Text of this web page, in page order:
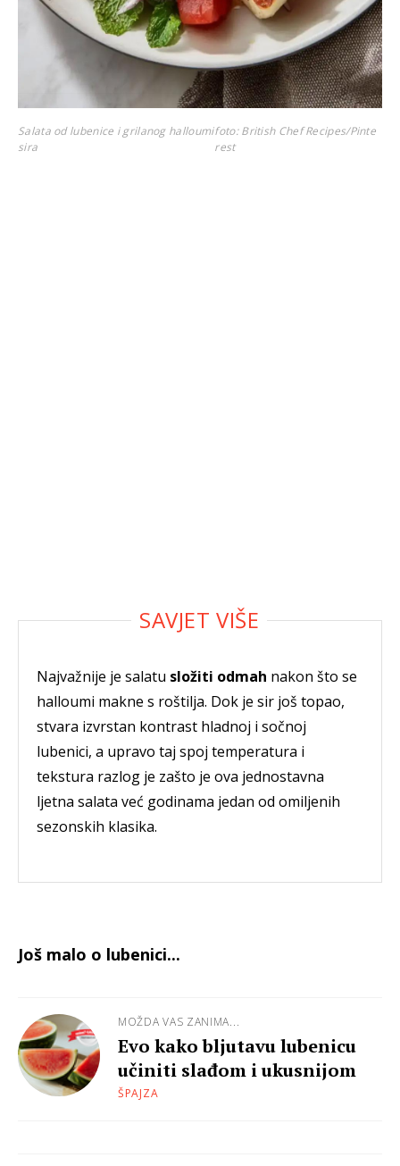
Salata od lubenice i grilanog halloumi
sira
foto: British Chef Recipes/Pinte
rest
Najvažnije je salatu složiti odmah nakon što se
halloumi makne s roštilja. Dok je sir još topao,
stvara izvrstan kontrast hladnoj i sočnoj
lubenici, a upravo taj spoj temperatura i
tekstura razlog je zašto je ova jednostavna
ljetna salata već godinama jedan od omiljenih
sezonskih klasika.
Još malo o lubenici...
MOŽDA VAS ZANIMA...
Evo kako bljutavu lubenicu
učiniti slađom i ukusnijom
ŠPAJZA